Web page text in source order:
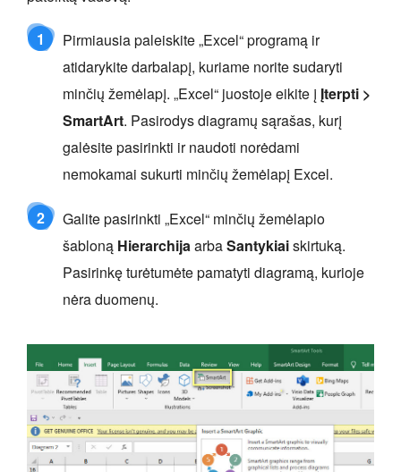
1
Pirmiausia paleiskite „Excel“ programą ir
atidarykite darbalapį, kuriame norite sudaryti
minčių žemėlapį. „Excel“ juostoje eikite į Įterpti >
SmartArt. Pasirodys diagramų sąrašas, kurį
galėsite pasirinkti ir naudoti norėdami
nemokamai sukurti minčių žemėlapį Excel.
2
Galite pasirinkti „Excel“ minčių žemėlapio
šabloną HierarchijaarbaSantykiaiskirtuką.
Pasirinkę turėtumėte pamatyti diagramą, kurioje
nėra duomenų.